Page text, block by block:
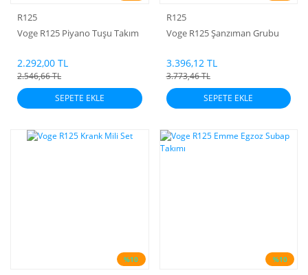
R125
Voge R125 Piyano Tuşu Takım
2.292,00 TL
2.546,66 TL
SEPETE EKLE
R125
Voge R125 Şanzıman Grubu
3.396,12 TL
3.773,46 TL
SEPETE EKLE
%10 %10